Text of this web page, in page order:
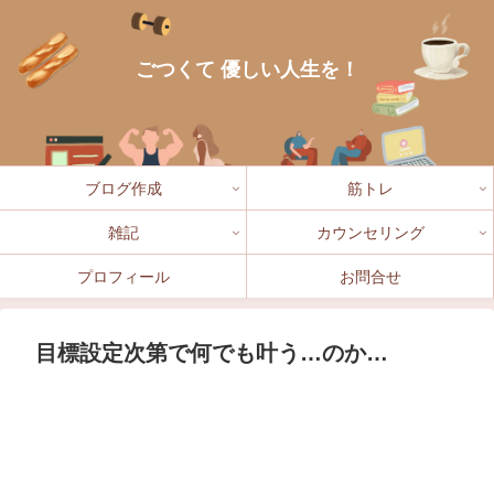
ごつくて 優しい人生を！
ブログ作成 筋トレ
雑記 カウンセリング
プロフィール お問合せ
目標設定次第で何でも叶う…のか…